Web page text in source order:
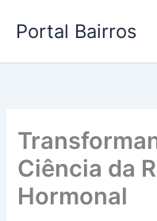
Portal Bairros
Ciência da
Hormonal